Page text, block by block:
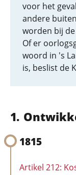
voor het
andere
worden bij
Of er
woord in 's
is, beslist de
1815
Artikel 212: